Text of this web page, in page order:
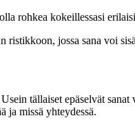
rohkea kokeillessasi
jossa sana voi
tällaiset epäselvät
ja missä yhteydessä.